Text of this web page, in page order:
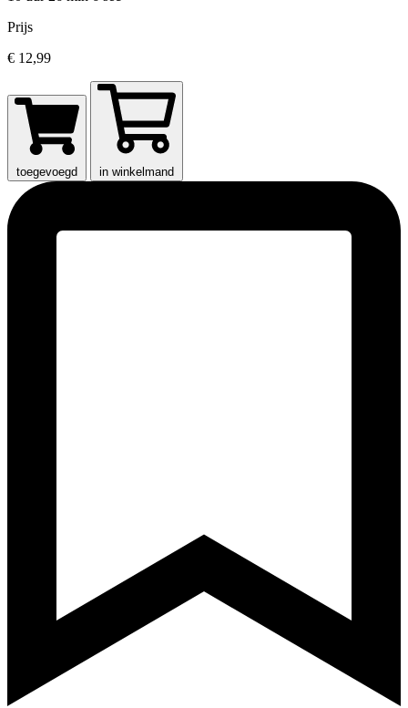
Prijs
€ 12,99
toegevoegd in winkelmand